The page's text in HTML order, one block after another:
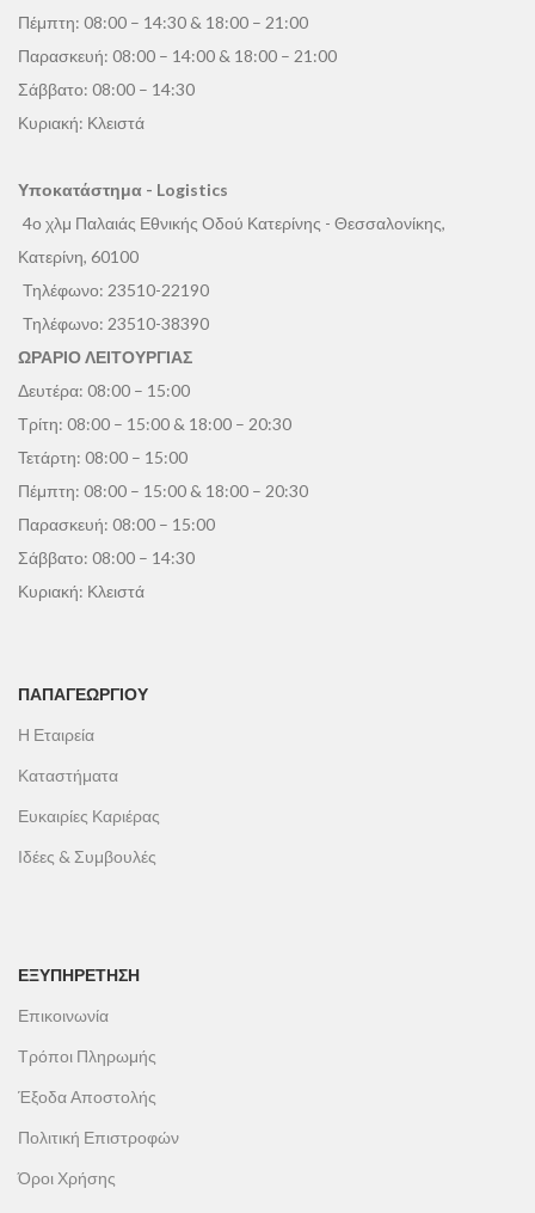
Πέμπτη: 08:00 – 14:30 & 18:00 – 21:00
Παρασκευή: 08:00 – 14:00 & 18:00 – 21:00
Σάββατο: 08:00 – 14:30
Κυριακή: Κλειστά
Υποκατάστημα - Logistics
4ο χλμ Παλαιάς Εθνικής Οδού Κατερίνης - Θεσσαλονίκης,
Κατερίνη, 60100
Τηλέφωνο: 23510-22190
Τηλέφωνο: 23510-38390
ΩΡΑΡΙΟ ΛΕΙΤΟΥΡΓΙΑΣ
Δευτέρα: 08:00 – 15:00
Τρίτη: 08:00 – 15:00 & 18:00 – 20:30
Τετάρτη: 08:00 – 15:00
Πέμπτη: 08:00 – 15:00 & 18:00 – 20:30
Παρασκευή: 08:00 – 15:00
Σάββατο: 08:00 – 14:30
Κυριακή: Κλειστά
ΠΑΠΑΓΕΩΡΓΊΟΥ
Η Εταιρεία
Καταστήματα
Ευκαιρίες Καριέρας
Ιδέες & Συμβουλές
ΕΞΥΠΗΡΕΤΗΣΗ
Επικοινωνία
Τρόποι Πληρωμής
Έξοδα Αποστολής
Πολιτική Επιστροφών
Όροι Χρήσης